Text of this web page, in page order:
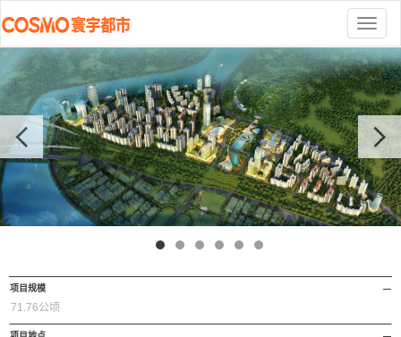
切
换
导
航
项目规模
71.76公顷